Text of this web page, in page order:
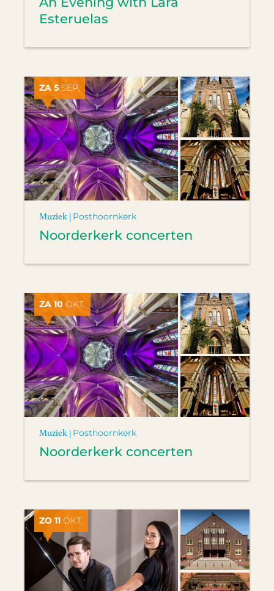
Esteruelas
ZA 5 SEP.
Muziek | Posthoornkerk
Noorderkerk concerten
ZA 10 OKT.
Muziek | Posthoornkerk
Noorderkerk concerten
ZO 11 OKT.